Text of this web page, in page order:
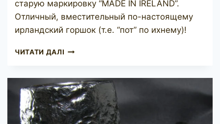
старую маркировку “MADE IN IRELAND”.
Отличный, вместительный по-настоящему
ирландский горшок (т.е. “пот” по ихнему)!
ЧИТАТИ ДАЛІ PETERSON
N\L
606
MADE
IN
IRELAND